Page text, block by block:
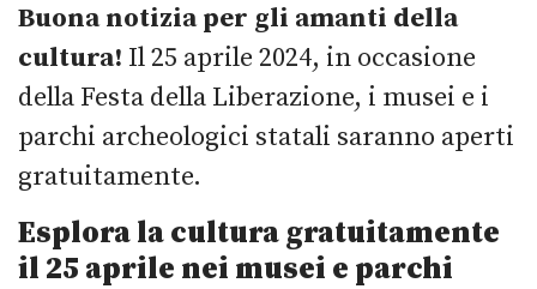
Buona notizia per gli amanti della
cultura! Il 25 aprile 2024, in occasione
della Festa della Liberazione, i musei e i
parchi archeologici statali saranno aperti
gratuitamente.
Esplora la cultura gratuitamente
il 25 aprile nei musei e parchi